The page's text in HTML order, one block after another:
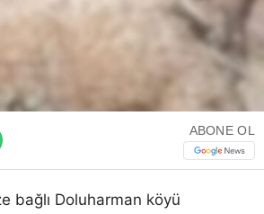
Instagram
ABONE OL
bağlı Doluharman köyü